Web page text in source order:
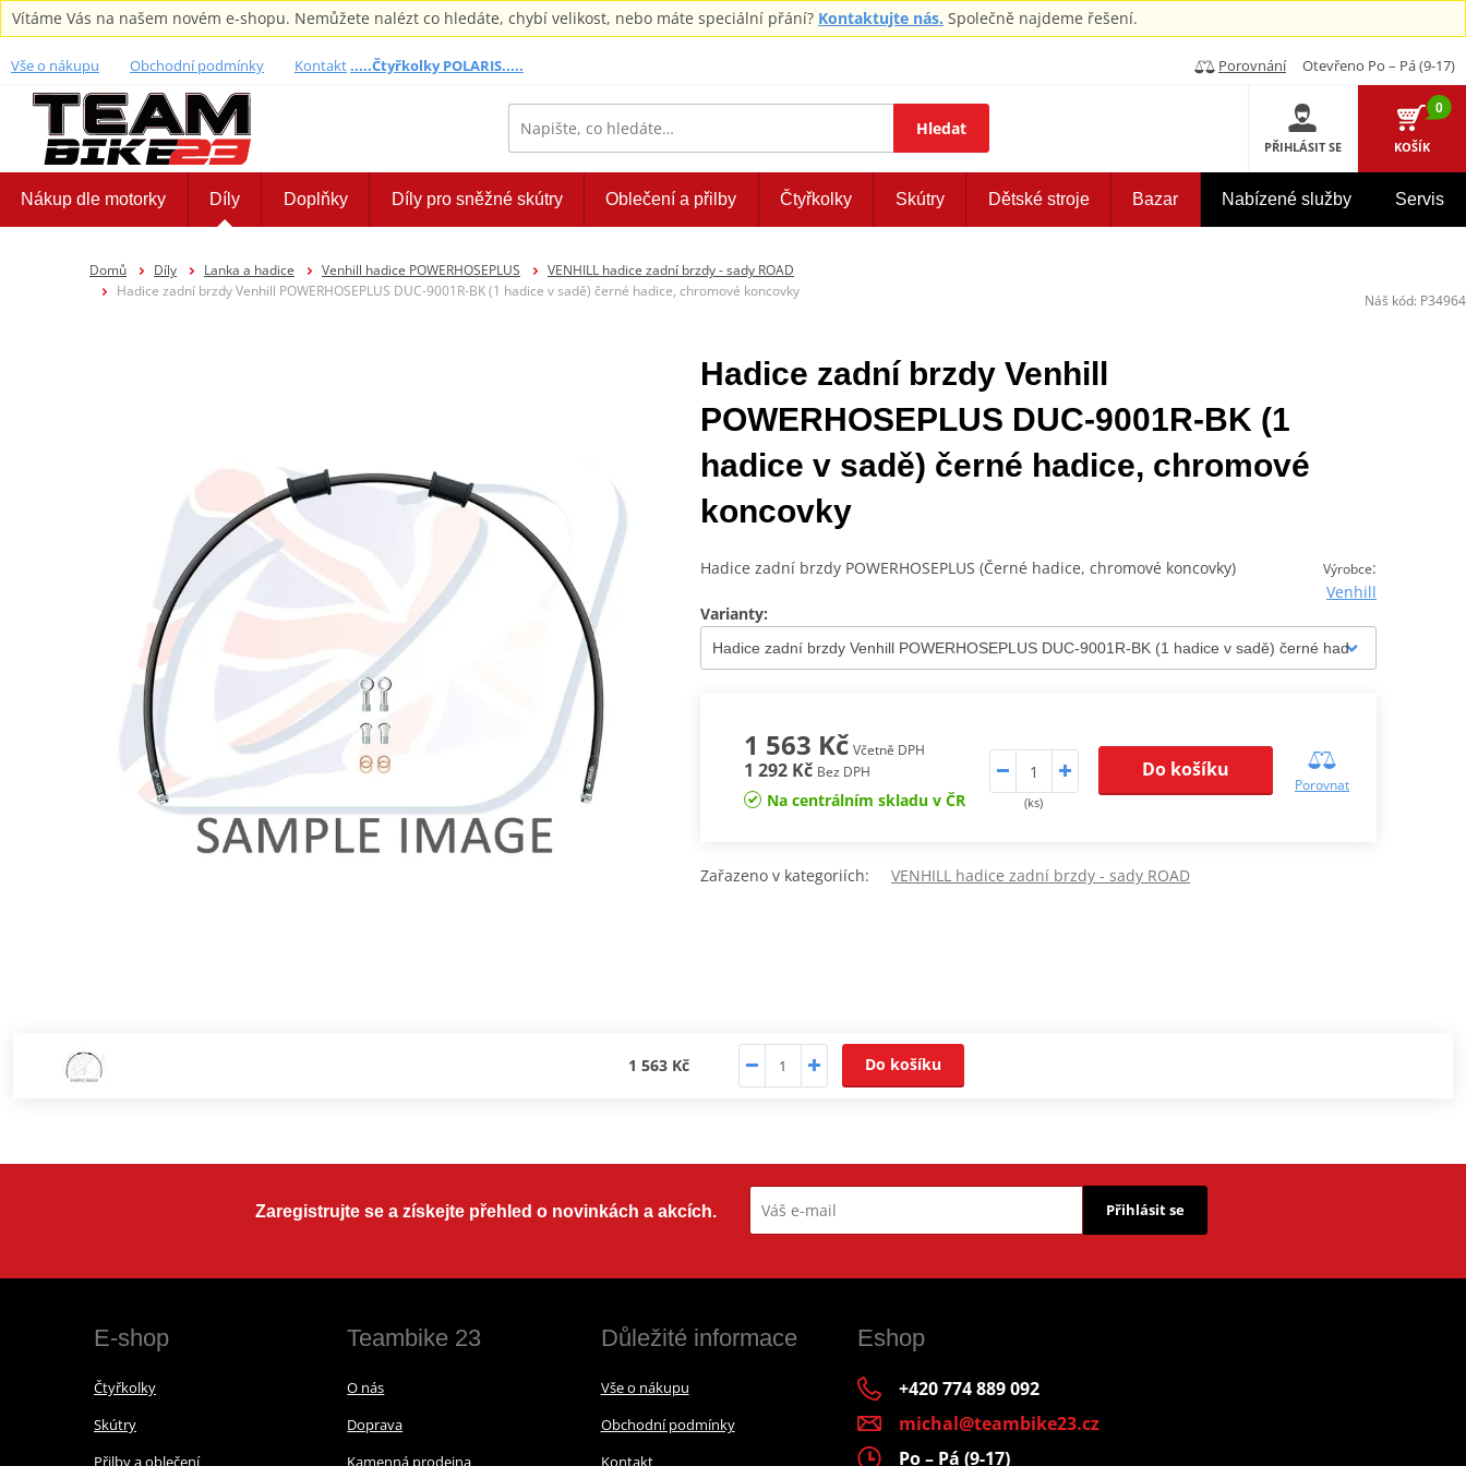
Vítáme Vás na našem novém e-shopu. Nemůžete nalézt co hledáte, chybí velikost, nebo máte speciální přání? Kontaktujte nás. Společně najdeme řešení.
Vše o nákupu Obchodní podmínky Kontakt.....Čtyřkolky POLARIS..... Porovnání Otevřeno Po – Pá (9-17)
Hledat
PŘIHLÁSIT SE
0
KOŠÍK
Nákup dle motorky Díly Doplňky Díly pro sněžné skútry Oblečení a přilby Čtyřkolky Skútry Dětské stroje Bazar Nabízené služby Servis
Domů Díly Lanka a hadice Venhill hadice POWERHOSEPLUS
VENHILL hadice zadní brzdy - sady ROAD
Hadice zadní brzdy Venhill POWERHOSEPLUS DUC-9001R-BK (1 hadice v sadě) černé hadice, chromové koncovky
Hadice zadní brzdy Venhill
POWERHOSEPLUS DUC-9001R-BK (1
hadice v sadě) černé hadice, chromové
koncovky
Výrobce:
Venhill
Hadice zadní brzdy POWERHOSEPLUS (Černé hadice, chromové koncovky)
Varianty:
1 563 Kč Včetně DPH
1 292 Kč Bez DPH
Na centrálním skladu v ČR (ks)
Do košíku
Porovnat
Zařazeno v kategoriích: VENHILL hadice zadní brzdy - sady ROAD
1 563 Kč Do košíku
Náš kód: P34964
Zaregistrujte se a získejte přehled o novinkách a akcích. Přihlásit se
E-shop
Čtyřkolky
Skútry
Přilby a oblečení
Teambike 23
O nás
Doprava
Kamenná prodejna
Důležité informace
Vše o nákupu
Obchodní podmínky
Kontakt
Eshop
+420 774 889 092
michal@teambike23.cz
Po – Pá (9-17)